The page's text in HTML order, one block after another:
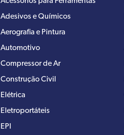
Adesivos e Químicos
Aerografia e Pintura
Automotivo
Compressor de Ar
Construção Civil
Elétrica
Eletroportáteis
EPI